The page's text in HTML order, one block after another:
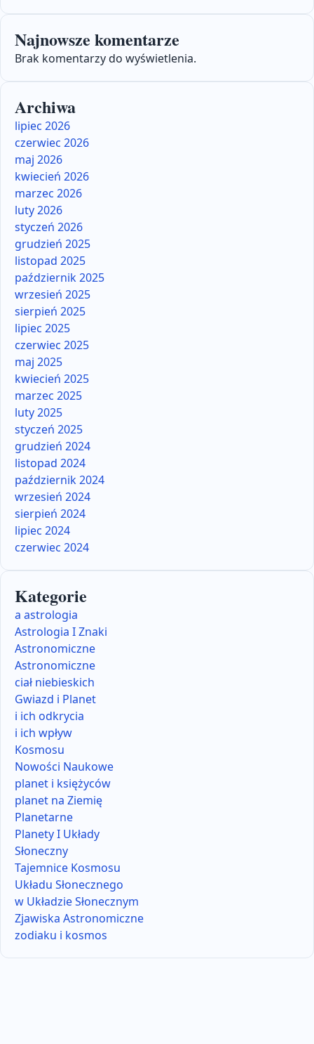
Najnowsze komentarze
Brak komentarzy do wyświetlenia.
Archiwa
lipiec 2026
czerwiec 2026
maj 2026
kwiecień 2026
marzec 2026
luty 2026
styczeń 2026
grudzień 2025
listopad 2025
październik 2025
wrzesień 2025
sierpień 2025
lipiec 2025
czerwiec 2025
maj 2025
kwiecień 2025
marzec 2025
luty 2025
styczeń 2025
grudzień 2024
listopad 2024
październik 2024
wrzesień 2024
sierpień 2024
lipiec 2024
czerwiec 2024
Kategorie
a astrologia
Astrologia I Znaki
Astronomiczne
Astronomiczne
ciał niebieskich
Gwiazd i Planet
i ich odkrycia
i ich wpływ
Kosmosu
Nowości Naukowe
planet i księżyców
planet na Ziemię
Planetarne
Planety I Układy
Słoneczny
Tajemnice Kosmosu
Układu Słonecznego
w Układzie Słonecznym
Zjawiska Astronomiczne
zodiaku i kosmos